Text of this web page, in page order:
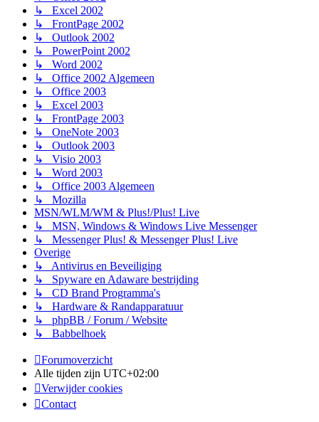
↳ Excel 2002
↳ FrontPage 2002
↳ Outlook 2002
↳ PowerPoint 2002
↳ Word 2002
↳ Office 2002 Algemeen
↳ Office 2003
↳ Excel 2003
↳ FrontPage 2003
↳ OneNote 2003
↳ Outlook 2003
↳ Visio 2003
↳ Word 2003
↳ Office 2003 Algemeen
↳ Mozilla
MSN/WLM/WM & Plus!/Plus! Live
↳ MSN, Windows & Windows Live Messenger
↳ Messenger Plus! & Messenger Plus! Live
Overige
↳ Antivirus en Beveiliging
↳ Spyware en Adaware bestrijding
↳ CD Brand Programma's
↳ Hardware & Randapparatuur
↳ phpBB / Forum / Website
↳ Babbelhoek
Forumoverzicht
Alle tijden zijn UTC+02:00
Verwijder cookies
Contact